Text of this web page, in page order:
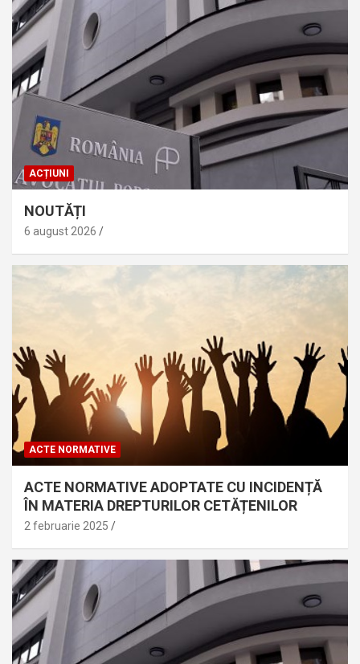
ACȚIUNI
NOUTĂȚI
6 august 2026
ACTE NORMATIVE
ACTE NORMATIVE ADOPTATE CU INCIDENȚĂ
ÎN MATERIA DREPTURILOR CETĂȚENILOR
2 februarie 2025